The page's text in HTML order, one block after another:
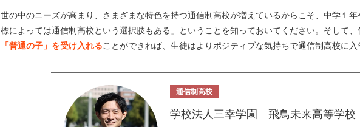
世の中のニーズが高まり、さまざまな特色を持つ通信制高校が増えているからこそ、中学１
標によっては通信制高校という選択肢もある」ということを知っておいてください。そして、
「普通の子」を受け入れることができれば、生徒はよりポジティブな気持ちで通信制高校に入
通信制高校
学校法人三幸学園 飛鳥未来高等学